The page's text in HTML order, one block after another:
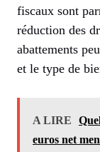
fiscaux sont
réduction des
abattements
et le type de
A LIRE
euros net